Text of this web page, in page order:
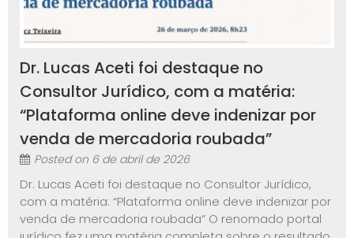
Dr. Lucas Aceti foi destaque no
Consultor Jurídico, com a matéria:
“Plataforma online deve indenizar por
venda de mercadoria roubada”
Posted on 6 de abril de 2026
Dr. Lucas Aceti foi destaque no Consultor Jurídico,
com a matéria: “Plataforma online deve indenizar por
venda de mercadoria roubada” O renomado portal